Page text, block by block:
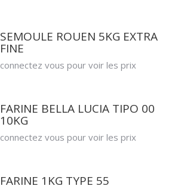
SEMOULE ROUEN 5KG EXTRA
FINE
connectez vous pour voir les prix
FARINE BELLA LUCIA TIPO 00
10KG
connectez vous pour voir les prix
FARINE 1KG TYPE 55